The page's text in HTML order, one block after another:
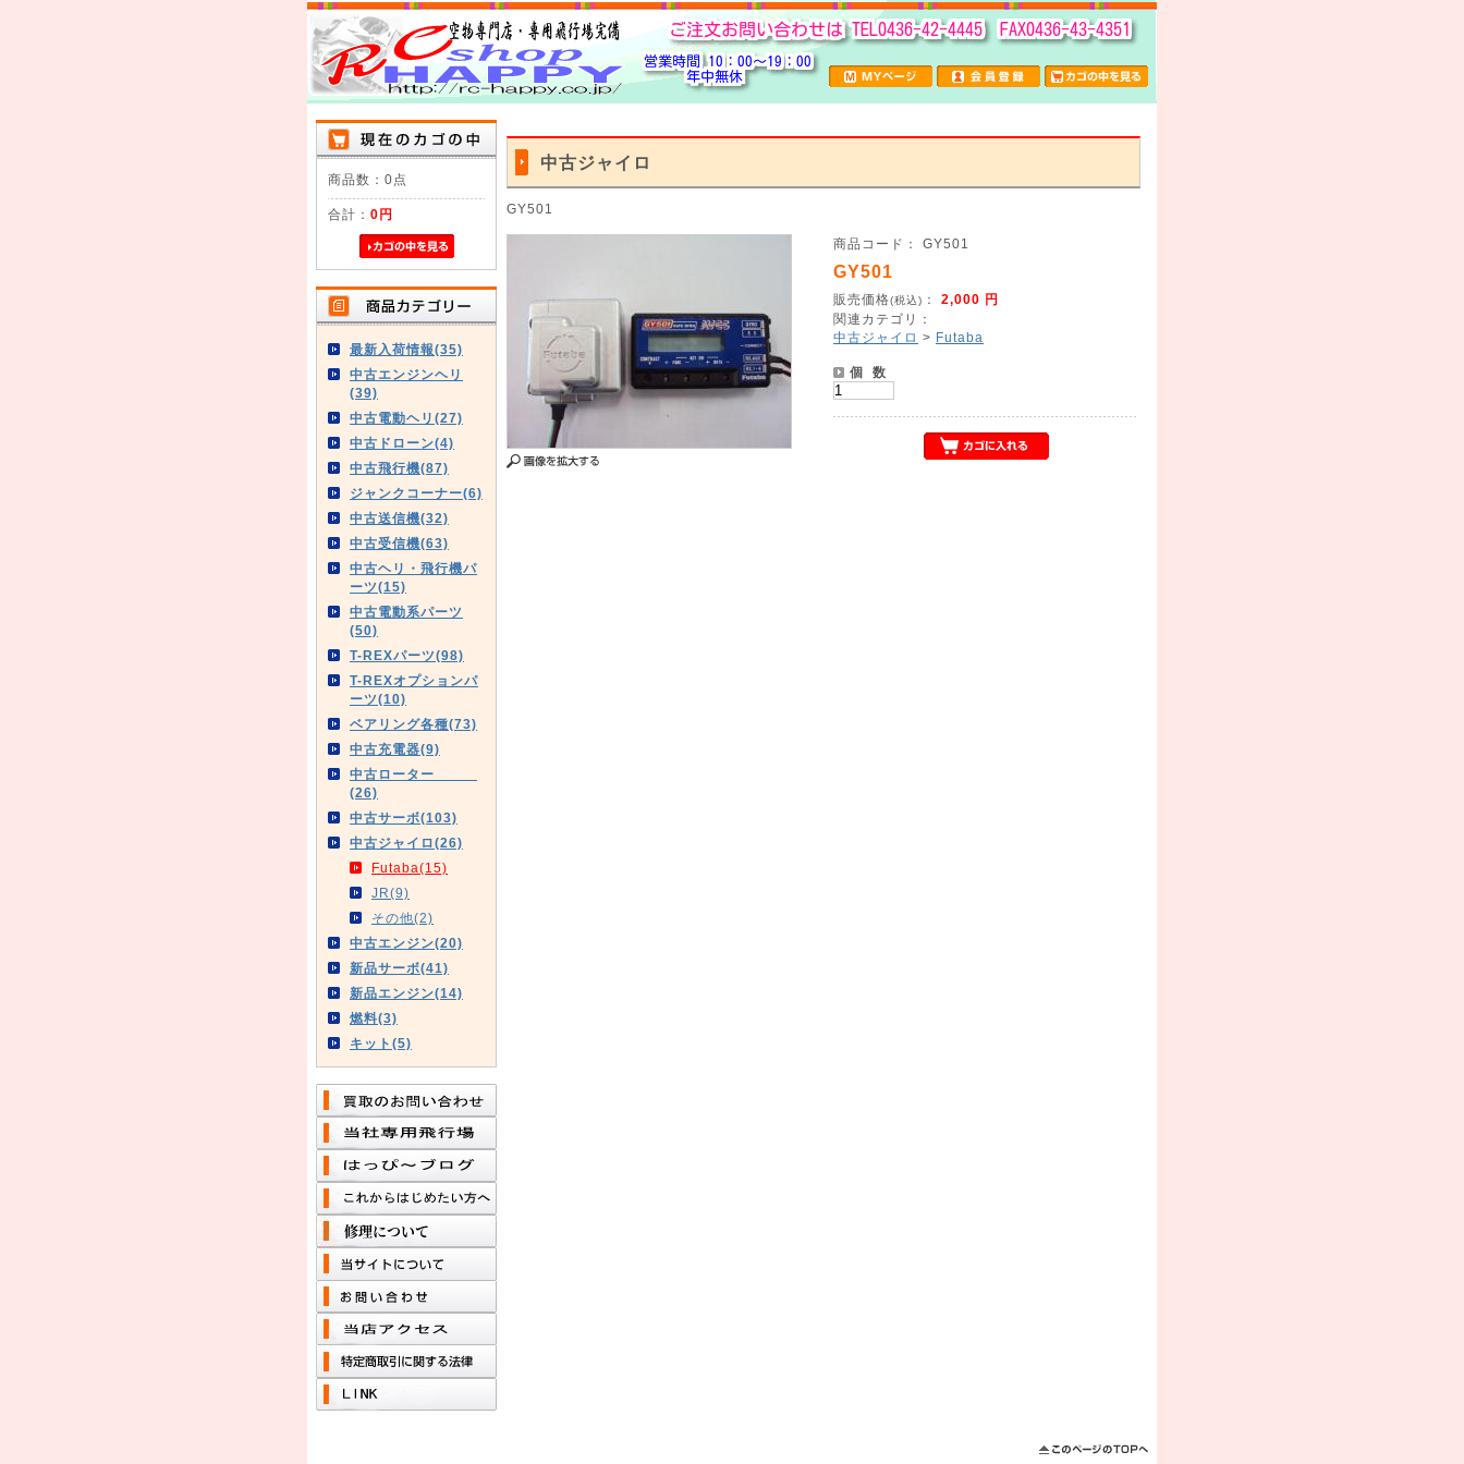
商品数：0点
合計： 0円
最新入荷情報(35)
中古エンジンヘリ
(39)
中古電動ヘリ(27)
中古ドローン(4)
中古飛行機(87)
ジャンクコーナー(6)
中古送信機(32)
中古受信機(63)
中古ヘリ・飛行機パ
ーツ(15)
中古電動系パーツ
(50)
T-REXパーツ(98)
T-REXオプションパ
ーツ(10)
ベアリング各種(73)
中古充電器(9)
中古ローター
(26)
中古サーボ(103)
中古ジャイロ(26)
Futaba(15)
JR(9)
その他(2)
中古エンジン(20)
新品サーボ(41)
新品エンジン(14)
燃料(3)
キット(5)
中古ジャイロ
GY501
商品コード： GY501
GY501
販売価格(税込) ： 2,000 円
関連カテゴリ：
中古ジャイロ > Futaba
個 数